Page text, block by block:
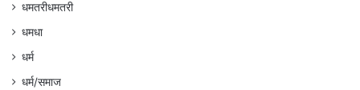
धमतरीधमतरी
धमधा
धर्म
धर्म/समाज